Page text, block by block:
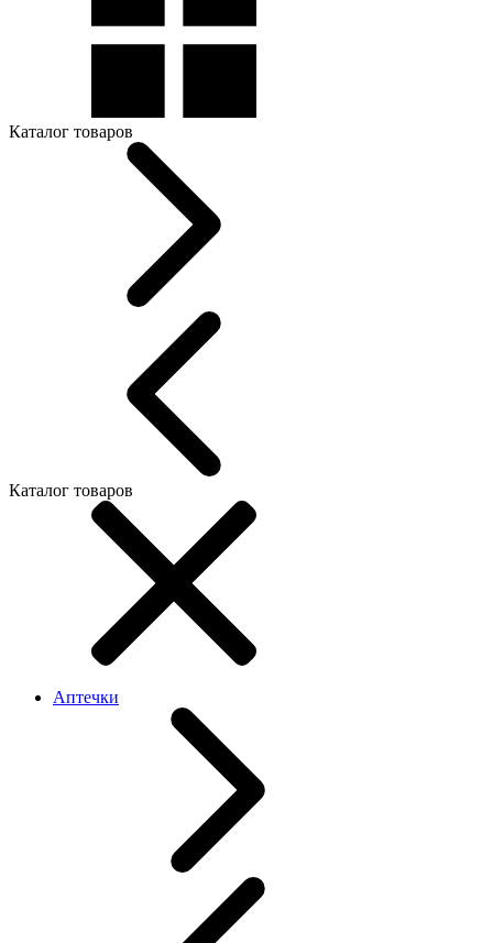
Каталог товаров
Каталог товаров
Аптечки